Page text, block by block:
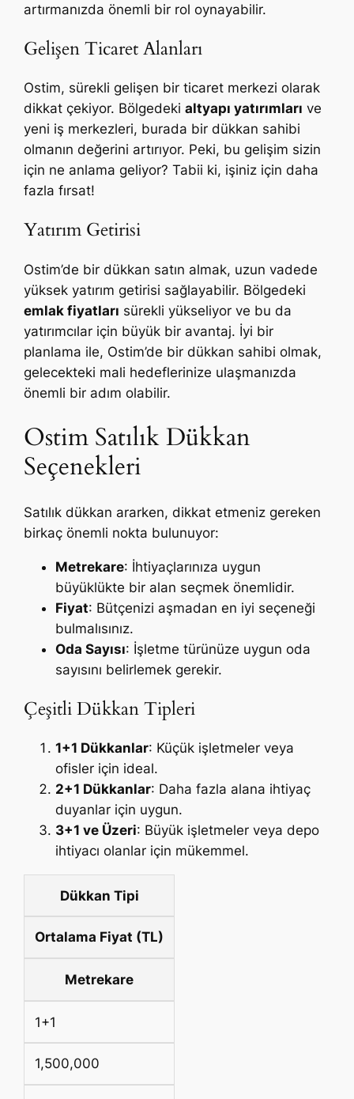
artırmanızda önemli bir rol oynayabilir.
Gelişen Ticaret Alanları
Ostim, sürekli gelişen bir ticaret merkezi olarak
dikkat çekiyor. Bölgedekialtyapı yatırımları ve
yeni iş merkezleri, burada bir dükkan sahibi
olmanın değerini artırıyor. Peki, bu gelişim sizin
için ne anlama geliyor? Tabii ki, işiniz için daha
fazla fırsat!
Yatırım Getirisi
Ostim’de bir dükkan satın almak, uzun vadede
yüksek yatırım getirisi sağlayabilir. Bölgedeki
emlak fiyatları sürekli yükseliyor ve bu da
yatırımcılar için büyük bir avantaj. İyi bir
planlama ile, Ostim’de bir dükkan sahibi olmak,
gelecekteki mali hedeflerinize ulaşmanızda
önemli bir adım olabilir.
Ostim Satılık Dükkan
Seçenekleri
Satılık dükkan ararken, dikkat etmeniz gereken
birkaç önemli nokta bulunuyor:
Metrekare: İhtiyaçlarınıza uygun
büyüklükte bir alan seçmek önemlidir.
Fiyat: Bütçenizi aşmadan en iyi seçeneği
bulmalısınız.
Oda Sayısı: İşletme türünüze uygun oda
sayısını belirlemek gerekir.
Çeşitli Dükkan Tipleri
1+1 Dükkanlar: Küçük işletmeler veya
ofisler için ideal.
2+1 Dükkanlar: Daha fazla alana ihtiyaç
duyanlar için uygun.
3+1 ve Üzeri: Büyük işletmeler veya depo
ihtiyacı olanlar için mükemmel.
Dükkan Tipi
Ortalama Fiyat (TL)
Metrekare
1+1
1,500,000